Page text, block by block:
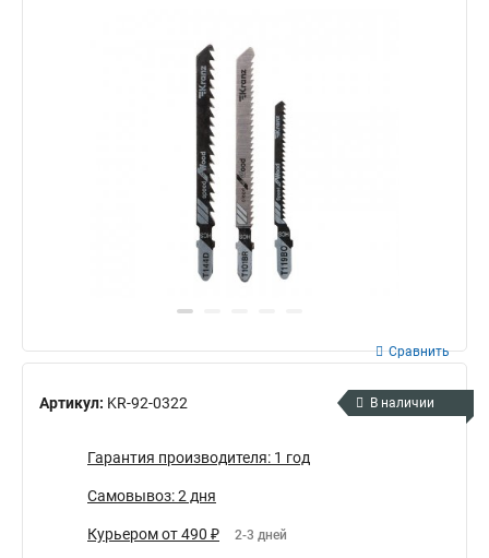
Артикул: KR-92-0322
Сравнить
В наличии
Гарантия производителя: 1 год
Самовывоз: 2 дня
Курьером от 490 ₽ 2-3 дней